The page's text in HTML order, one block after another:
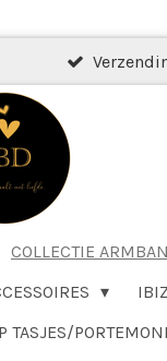
COLLECTIE
TASJES/